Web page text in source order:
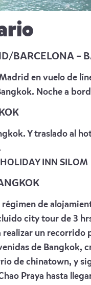
BARCELONA –
en vuelo de
Noche a
Y traslado al
HOLIDAY INN SILOM
régimen de
city tour de 3
realizar un recorrido
de Bangkok,
de chinatown, y
Praya hasta